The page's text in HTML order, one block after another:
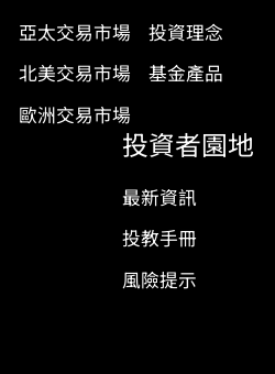
亞太交易市場
北美交易市場
歐洲交易市場
投資理念
基金產品
投資者園地
最新資訊
投教手冊
風險提示